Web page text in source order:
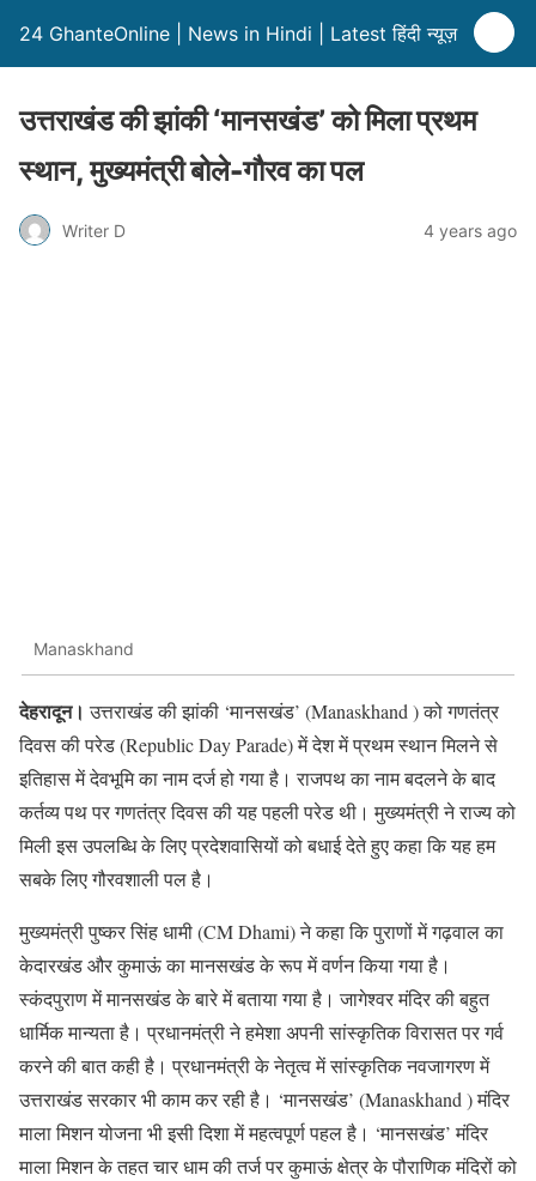
24 GhanteOnline | News in Hindi | Latest हिंदी न्यूज़
उत्तराखंड की झांकी ‘मानसखंड’ को मिला प्रथम
स्थान, मुख्यमंत्री बोले-गौरव का पल
Writer D 4 years ago
Manaskhand
देहरादून। उत्तराखंड की झांकी ‘मानसखंड’ (Manaskhand ) को गणतंत्र
दिवस की परेड (Republic Day Parade) में देश में प्रथम स्थान मिलने से
इतिहास में देवभूमि का नाम दर्ज हो गया है। राजपथ का नाम बदलने के बाद
कर्तव्य पथ पर गणतंत्र दिवस की यह पहली परेड थी। मुख्यमंत्री ने राज्य को
मिली इस उपलब्धि के लिए प्रदेशवासियों को बधाई देते हुए कहा कि यह हम
सबके लिए गौरवशाली पल है।
मुख्यमंत्री पुष्कर सिंह धामी (CM Dhami) ने कहा कि पुराणों में गढ़वाल का
केदारखंड और कुमाऊं का मानसखंड के रूप में वर्णन किया गया है।
स्कंदपुराण में मानसखंड के बारे में बताया गया है। जागेश्वर मंदिर की बहुत
धार्मिक मान्यता है। प्रधानमंत्री ने हमेशा अपनी सांस्कृतिक विरासत पर गर्व
करने की बात कही है। प्रधानमंत्री के नेतृत्व में सांस्कृतिक नवजागरण में
उत्तराखंड सरकार भी काम कर रही है। ‘मानसखंड’ (Manaskhand ) मंदिर
माला मिशन योजना भी इसी दिशा में महत्वपूर्ण पहल है। ‘मानसखंड’ मंदिर
माला मिशन के तहत चार धाम की तर्ज पर कुमाऊं क्षेत्र के पौराणिक मंदिरों को